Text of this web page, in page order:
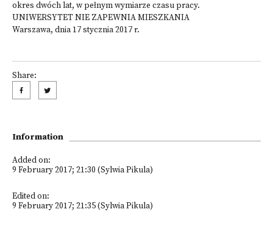
okres dwóch lat, w pełnym wymiarze czasu pracy.
UNIWERSYTET NIE ZAPEWNIA MIESZKANIA
Warszawa, dnia 17 stycznia 2017 r.
Share:
Information
Added on:
9 February 2017; 21:30 (Sylwia Pikula)
Edited on:
9 February 2017; 21:35 (Sylwia Pikula)